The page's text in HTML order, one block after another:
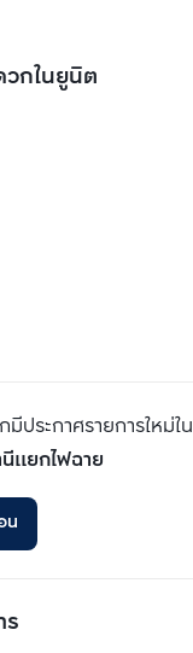
กในยูนิต
ประกาศรายการใหม่ใน
แยกไฟฉาย
น
ร